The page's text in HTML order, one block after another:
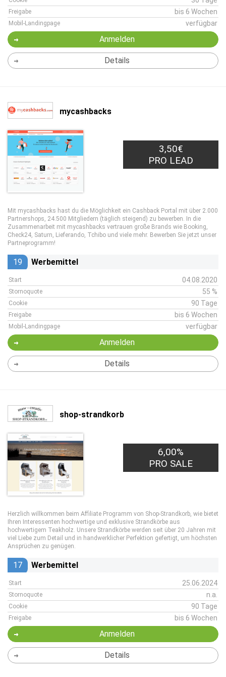
Freigabe bis 6 Wochen
Mobil-Landingpage verfügbar
Anmelden
Details
mycashbacks
3,50€
PRO LEAD
Mit mycashbacks hast du die Möglichkeit ein Cashback Portal mit über 2.000
Partnershops, 24.500 Mitgliedern (täglich steigend) zu bewerben. In die
Zusammenarbeit mit mycashbacks vertrauen große Brands wie Booking,
Check24, Saturn, Lieferando, Tchibo und viele mehr. Bewerben Sie jetzt unser
Partneprogramm!
19 Werbemittel
Start 04.08.2020
Stornoquote 55 %
Cookie 90 Tage
Freigabe bis 6 Wochen
Mobil-Landingpage verfügbar
Anmelden
Details
shop-strandkorb
6,00%
PRO SALE
Herzlich willkommen beim Affiliate Programm von Shop-Strandkorb, wie bietet
Ihren Interessenten hochwertige und exklusive Strandkörbe aus
hochwertigem Teakholz. Unsere Strandkörbe werden seit über 20 Jahren mit
viel Liebe zum Detail und in handwerklicher Perfektion gefertigt, um höchsten
Ansprüchen zu genügen.
17 Werbemittel
Start 25.06.2024
Stornoquote n.a.
Cookie 90 Tage
Freigabe bis 6 Wochen
Anmelden
Details